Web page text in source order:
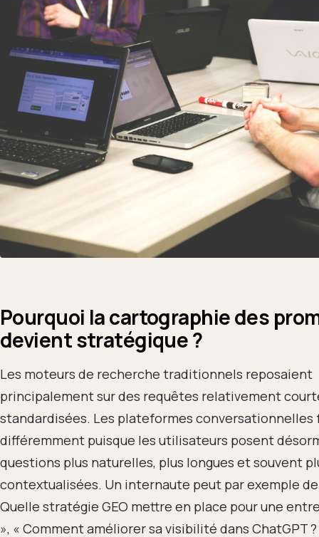
Pourquoi la cartographie des
devient stratégique ?
Les moteurs de recherche traditionnels reposaient
principalement sur des requêtes relativement
standardisées. Les plateformes
différemment puisque les utilisateurs posent
questions plus naturelles, plus longues et souvent
contextualisées. Un internaute peut par exemple
Quelle stratégie GEO mettre en place pour une
», « Comment améliorer sa visibilité dans ChatGPT ?